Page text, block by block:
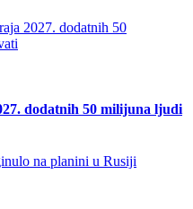
dodatnih 50 milijuna ljudi